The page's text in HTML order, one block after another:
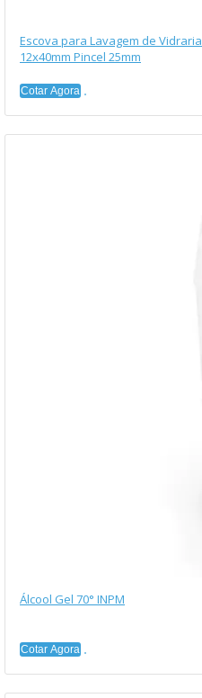
Escova para Lavagem de Vidraria
12x40mm Pincel 25mm
Cotar Agora
Álcool Gel 70° INPM
Cotar Agora